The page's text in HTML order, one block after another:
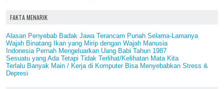
FAKTA MENARIK
Alasan Penyebab Badak Jawa Terancam Punah Selama-Lamanya
Wajah Binatang Ikan yang Mirip dengan Wajah Manusia
Indonesia Pernah Mengeluarkan Uang Babi Tahun 1987
Sesuatu yang Ada Tetapi Tidak Terlihat/Kelihatan Mata Kita
Terlalu Banyak Main / Kerja di Komputer Bisa Menyebabkan Stress &
Depresi